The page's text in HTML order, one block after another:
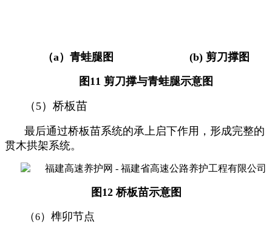
（a）青蛙腿图 (b) 剪刀撑图
图 11 剪刀撑与青蛙腿示意图
（ 5）桥板苗
最后通过桥板苗系统的承上启下作用，形成完整的
贯木拱架系统。
图 12 桥板苗示意图
（6）榫卯节点